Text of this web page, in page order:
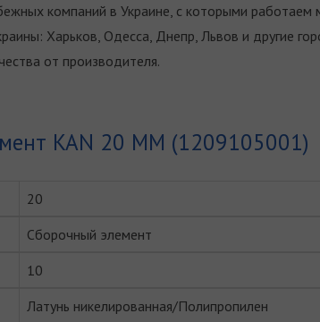
компаний в Украине, с которыми работаем
Харьков, Одесса, Днепр, Львов и другие
от производителя.
KAN 20 ММ (1209105001)
20
Сборочный элемент
10
Латунь никелированная/Полипропилен